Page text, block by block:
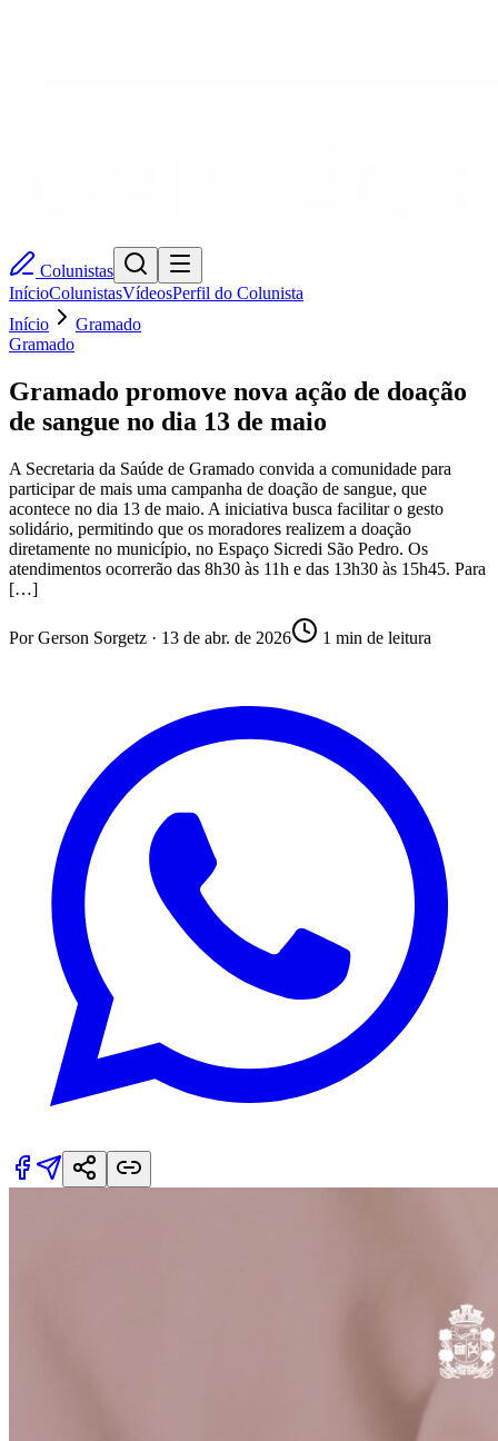
Colunistas
InícioColunistasVídeosPerfil do Colunista
Início
Gramado
Gramado
Gramado promove nova ação de doação
de sangue no dia 13 de maio
A Secretaria da Saúde de Gramado convida a comunidade para
participar de mais uma campanha de doação de sangue, que
acontece no dia 13 de maio. A iniciativa busca facilitar o gesto
solidário, permitindo que os moradores realizem a doação
diretamente no município, no Espaço Sicredi São Pedro. Os
atendimentos ocorrerão das 8h30 às 11h e das 13h30 às 15h45. Para
[…]
PorGerson Sorgetz · 13 de abr. de 2026 1 min de leitura